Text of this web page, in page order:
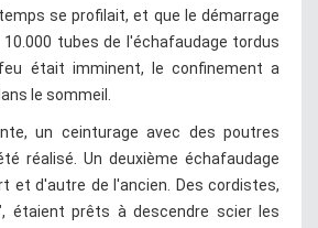
se profilait, et que le démarrage
tubes de l'échafaudage tordus
était imminent, le confinement a
le sommeil.
un ceinturage avec des poutres
réalisé. Un deuxième échafaudage
et d'autre de l'ancien. Des cordistes,
étaient prêts à descendre scier les